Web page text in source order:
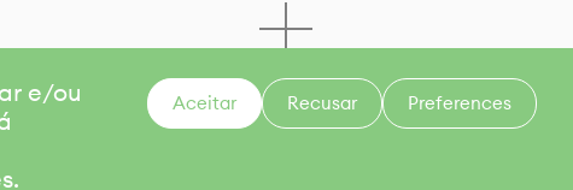
e/ou
Aceitar Recusar Preferences